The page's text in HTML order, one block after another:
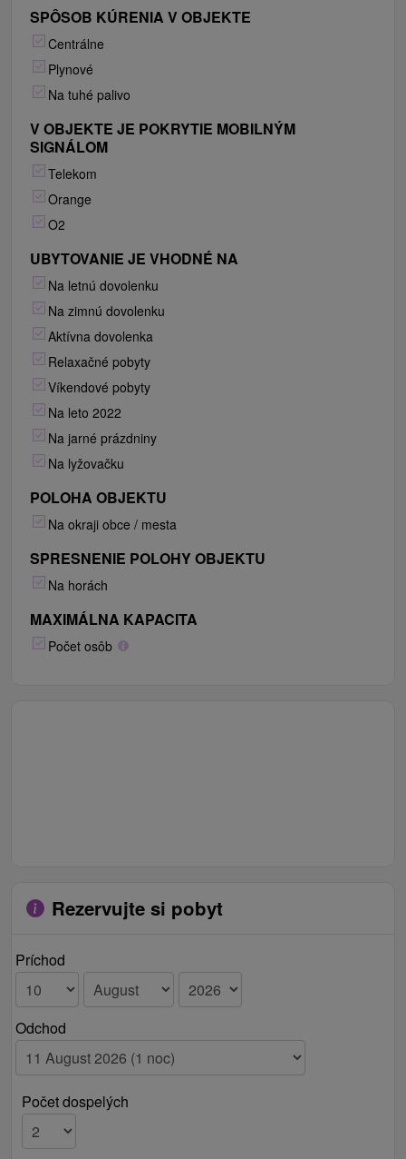
SPÔSOB KÚRENIA V OBJEKTE
Centrálne
Plynové
Na tuhé palivo
V OBJEKTE JE POKRYTIE MOBILNÝM
SIGNÁLOM
Telekom
Orange
O2
UBYTOVANIE JE VHODNÉ NA
Na letnú dovolenku
Na zimnú dovolenku
Aktívna dovolenka
Relaxačné pobyty
Víkendové pobyty
Na leto 2022
Na jarné prázdniny
Na lyžovačku
POLOHA OBJEKTU
Na okraji obce / mesta
SPRESNENIE POLOHY OBJEKTU
Na horách
MAXIMÁLNA KAPACITA
Počet osôb
Rezervujte si pobyt
Príchod
Odchod
Počet dospelých